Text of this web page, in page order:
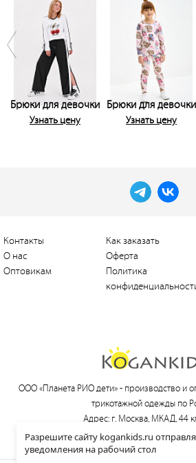
Разрешите сайту kogankids.ru
уведомления на рабочий стол
Брюки для девочки
Узнать цену
Брюки для девочки
Узнать цену
Контакты
О нас
Оптовикам
Как заказать
Оферта
Политика
ООО «Планета РИО дети» - производство и
трикотажной одежды по
Адрес: г. Москва, МКАД, 44
Тел.:+7 (495) 660-21-30, e-mail: